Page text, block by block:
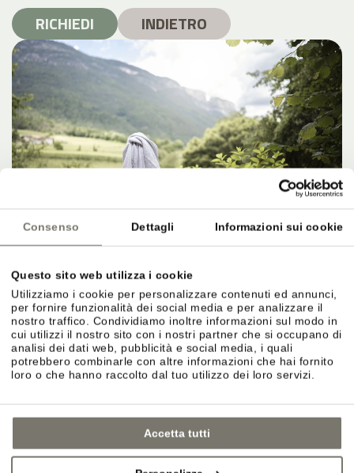
Consenso Dettagli Informazioni sui cookie
Questo sito web utilizza i cookie
Utilizziamo i cookie per personalizzare contenuti ed annunci,
per fornire funzionalità dei social media e per analizzare il
nostro traffico. Condividiamo inoltre informazioni sul modo in
cui utilizzi il nostro sito con i nostri partner che si occupano di
analisi dei dati web, pubblicità e social media, i quali
potrebbero combinarle con altre informazioni che hai fornito
loro o che hanno raccolto dal tuo utilizzo dei loro servizi.
Accetta tutti
RICHIEDI INDIETRO